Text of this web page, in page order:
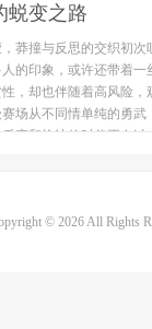
蜕变之路
莽撞与反思的交织初
的印象，或许还带着
，却也伴随着高风险
场从不同情单纯的勇
反应和枪法的时代正在过
© 2026 All Rights